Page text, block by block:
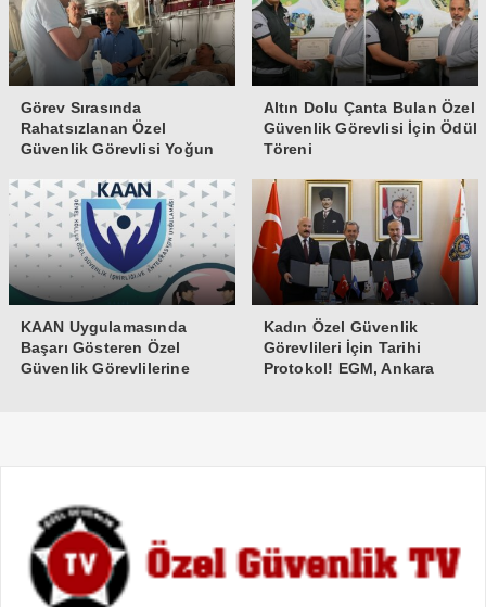
Görev Sırasında
Rahatsızlanan Özel
Güvenlik Görevlisi Yoğun
Altın Dolu Çanta Bulan Özel
Güvenlik Görevlisi İçin Ödül
Töreni
KAAN Uygulamasında
Başarı Gösteren Özel
Güvenlik Görevlilerine
Kadın Özel Güvenlik
Görevlileri İçin Tarihi
Protokol! EGM, Ankara